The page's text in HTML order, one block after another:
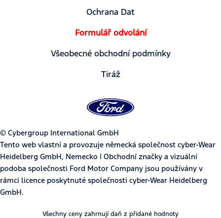
Ochrana Dat
Formulář odvolání
Všeobecné obchodní podmínky
Tiráž
© Cybergroup International GmbH
Tento web vlastní a provozuje německá společnost cyber-Wear
Heidelberg GmbH, Nemecko | Obchodní značky a vizuální
podoba společnosti Ford Motor Company jsou používány v
rámci licence poskytnuté společnosti cyber-Wear Heidelberg
GmbH.
Všechny ceny zahrnují daň z přidané hodnoty